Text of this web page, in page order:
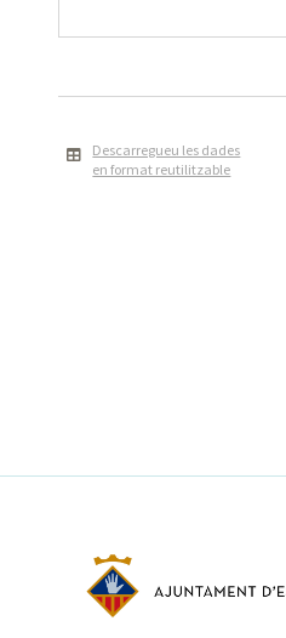
Descarregueu les dades
en format reutilitzable